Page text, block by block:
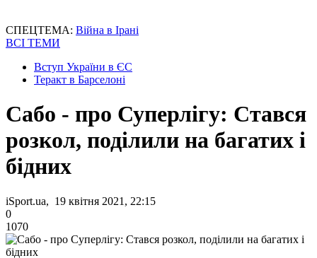
СПЕЦТЕМА: Війна в Ірані
ВСІ ТЕМИ
Вступ України в ЄС
Теракт в Барселоні
Сабо - про Суперлігу: Стався
розкол, поділили на багатих і
бідних
iSport.ua, 19 квітня 2021, 22:15
0
1070